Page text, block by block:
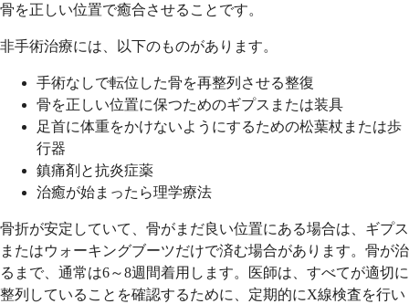
骨を正しい位置で癒合させることです。
非手術治療には、以下のものがあります。
手術なしで転位した骨を再整列させる整復
骨を正しい位置に保つためのギプスまたは装具
足首に体重をかけないようにするための松葉杖または歩
行器
鎮痛剤と抗炎症薬
治癒が始まったら理学療法
骨折が安定していて、骨がまだ良い位置にある場合は、ギプス
またはウォーキングブーツだけで済む場合があります。骨が治
るまで、通常は6～8週間着用します。医師は、すべてが適切に
整列していることを確認するために、定期的にX線検査を行い